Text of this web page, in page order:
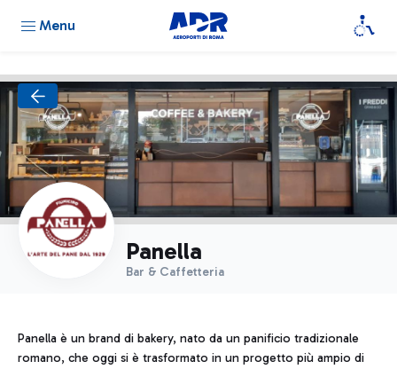
Menu
Panella
Bar & Caffetteria
Panella è un brand di bakery, nato da un panificio tradizionale
romano, che oggi si è trasformato in un progetto più ampio di